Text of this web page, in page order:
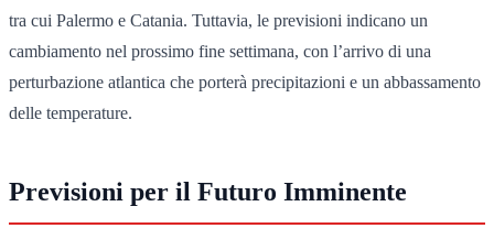
tra cui Palermo e Catania. Tuttavia, le previsioni indicano un
cambiamento nel prossimo fine settimana, con l’arrivo di una
perturbazione atlantica che porterà precipitazioni e un abbassamento
delle temperature.
Previsioni per il Futuro Imminente